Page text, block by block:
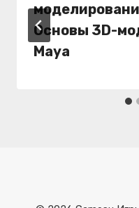
Основы 3D-
Maya